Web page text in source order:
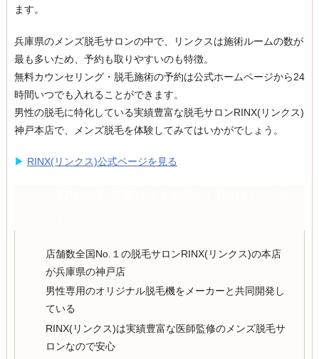
ます。
兵庫県のメンズ脱毛サロンの中で、リンクスは施術ルームの数が
最も多いため、予約も取りやすいのも特徴。
無料カウンセリング・脱毛施術の予約は公式ホームページから24
時間いつでも入れることができます。
男性の脱毛に特化している実績豊富な脱毛サロンRINX(リンクス)
神戸本店で、メンズ脱毛を体験してみてはいかがでしょう。
▶︎ RINX(リンクス)公式ページを見る
店舗数全国No.１の脱毛サロンRINX(リンクス)の本店
が兵庫県の神戸店
男性専用のオリジナル脱毛機をメーカーと共同開発し
ている
RINX(リンクス)は実績豊富な医師監修のメンズ脱毛サ
ロンなので安心